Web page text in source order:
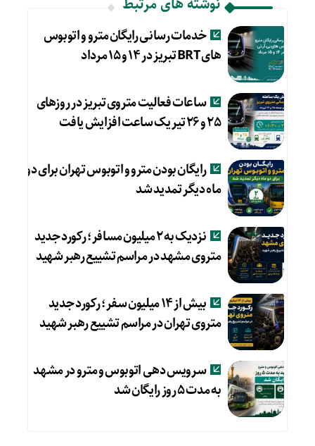
خدمات رسانی رایگان مترو و اتوبوس
های BRT تبریز در ۱۴ و ۱۵ مرداد
ساعات فعالیت متروی تبریز در روزهای
۲۵ و ۲۶ تیر یک ساعت افزایش یافت
رایگان بودن مترو و اتوبوس تهران برای دو
ماه دیگر تمدید شد
نزدیک به ۲ میلیون مسافر؛ رکورد جدید
متروی مشهد در مراسم تشییع رهبر شهید
بیش از ۱۴ میلیون سفر؛ رکورد جدید
متروی تهران در مراسم تشییع رهبر شهید
سرویس دهی اتوبوس و مترو در مشهد
به مدت ۵ روز رایگان شد